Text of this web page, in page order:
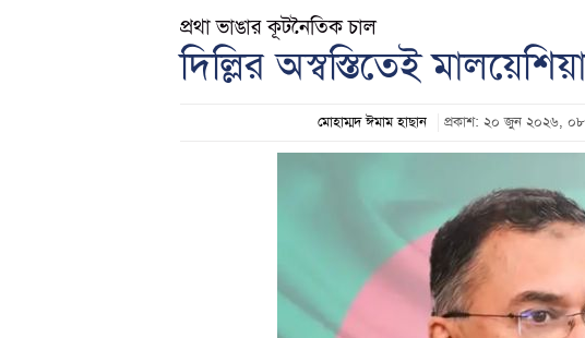
প্রথা ভাঙার কূটনৈতিক চাল
দিল্লির অস্বস্তিতেই
মোহাম্মদ ঈমাম হাছান প্রকাশ: ২০ জুন ২০২৬,